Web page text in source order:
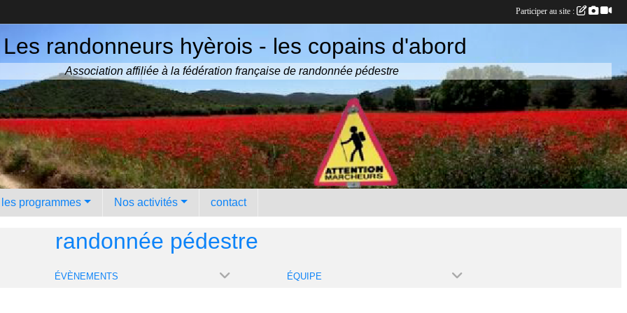
Les randonneurs hyèrois - les copains d'abord
Association affiliée à la fédération française de randonnée pédestre
programmes Nos activités contact
randonnée pédestre
ÉVÈNEMENTS ÉQUIPE
Participer au site :